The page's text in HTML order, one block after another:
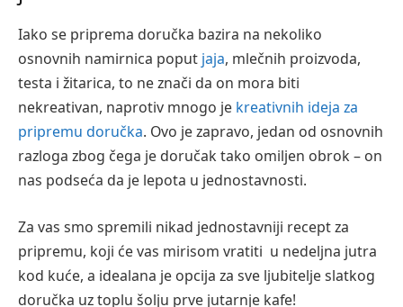
Iako se priprema doručka bazira na nekoliko
osnovnih namirnica poput jaja, mlečnih proizvoda,
testa i žitarica, to ne znači da on mora biti
nekreativan, naprotiv mnogo je kreativnih ideja za
pripremu doručka. Ovo je zapravo, jedan od osnovnih
razloga zbog čega je doručak tako omiljen obrok – on
nas podseća da je lepota u jednostavnosti.
Za vas smo spremili nikad jednostavniji recept za
pripremu, koji će vas mirisom vratiti u nedeljna jutra
kod kuće, a idealana je opcija za sve ljubitelje slatkog
doručka uz toplu šolju prve jutarnje kafe!